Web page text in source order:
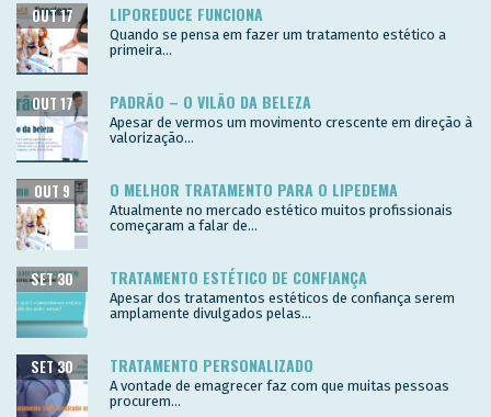
LIPOREDUCE FUNCIONA
OUT 17
Quando se pensa em fazer um tratamento estético a
primeira...
PADRÃO – O VILÃO DA BELEZA
OUT 17
Apesar de vermos um movimento crescente em direção à
valorização...
O MELHOR TRATAMENTO PARA O LIPEDEMA
OUT 9
Atualmente no mercado estético muitos profissionais
começaram a falar de...
TRATAMENTO ESTÉTICO DE CONFIANÇA
SET 30
Apesar dos tratamentos estéticos de confiança serem
amplamente divulgados pelas...
TRATAMENTO PERSONALIZADO
SET 30
A vontade de emagrecer faz com que muitas pessoas
procurem...